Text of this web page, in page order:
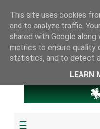
This site uses cookies
and to analyze traffic.
shared with Google
metrics to ensure quality
statistics, and to detect
LEARN